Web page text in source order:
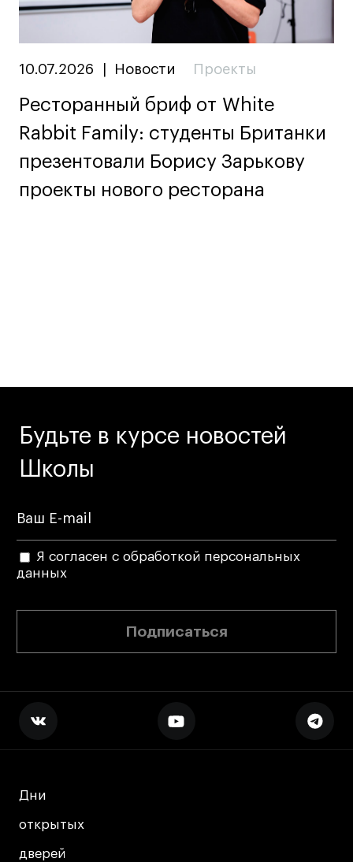
10.07.2026 Новости Проекты
Ресторанный бриф от White
Rabbit Family: студенты Британки
презентовали Борису Зарькову
проекты нового ресторана
Будьте в курсе новостей
Школы
Я согласен с обработкой персональных
данных
Подписаться
Дни
открытых
дверей
Дни
открытых
дверей